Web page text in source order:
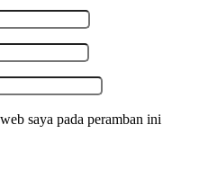
saya pada peramban ini